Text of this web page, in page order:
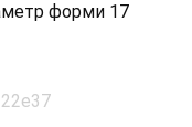
форми 17